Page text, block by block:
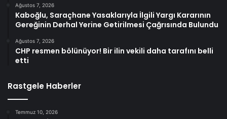
Ağustos 7, 2026
Kaboğlu, Saraçhane Yasaklarıyla İlgili Yargı Kararının
Gereğinin Derhal Yerine Getirilmesi Çağrısında Bulundu
Ağustos 7, 2026
CHP resmen bölünüyor! Bir ilin vekili daha tarafını belli
etti
Rastgele Haberler
Temmuz 10, 2026